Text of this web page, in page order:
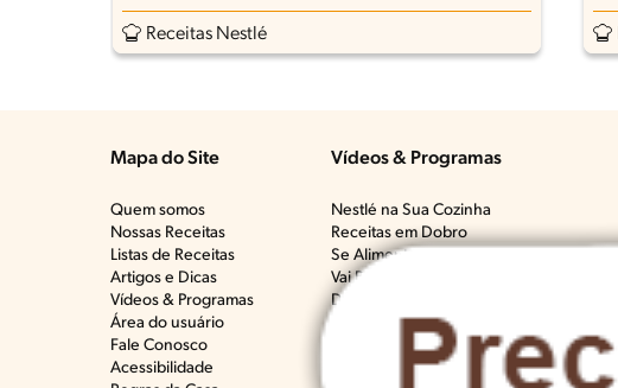
Receitas Nestlé
Mapa do Site
Quem somos
Nossas Receitas
Listas de Receitas​
Artigos e Dicas​
Vídeos & Programas​
Área do usuário
Fale Conosco
Acessibilidade
Vídeos & Programas​
Nestlé na Sua Cozinha
Receitas em Dobro
Se Alimentar Bem, Que Mal Tem?​
Vai Bem Com Quê?​
Deu Ruim​
Crianças na Cozinha​
Todos os programas